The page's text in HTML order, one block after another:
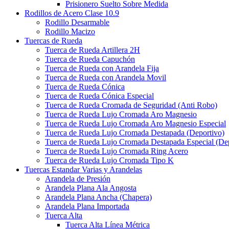
Prisionero Suelto Sobre Medida
Rodillos de Acero Clase 10.9
Rodillo Desarmable
Rodillo Macizo
Tuercas de Rueda
Tuerca de Rueda Artillera 2H
Tuerca de Rueda Capuchón
Tuerca de Rueda con Arandela Fija
Tuerca de Rueda con Arandela Movil
Tuerca de Rueda Cónica
Tuerca de Rueda Cónica Especial
Tuerca de Rueda Cromada de Seguridad (Anti Robo)
Tuerca de Rueda Lujo Cromada Aro Magnesio
Tuerca de Rueda Lujo Cromada Aro Magnesio Especial
Tuerca de Rueda Lujo Cromada Destapada (Deportivo)
Tuerca de Rueda Lujo Cromada Destapada Especial
Tuerca de Rueda Lujo Cromada Ring Acero
Tuerca de Rueda Lujo Cromada Tipo K
Tuercas Estandar Varias y Arandelas
Arandela de Presión
Arandela Plana Ala Angosta
Arandela Plana Ancha (Chapera)
Arandela Plana Importada
Tuerca Alta
Tuerca Alta Línea Métrica